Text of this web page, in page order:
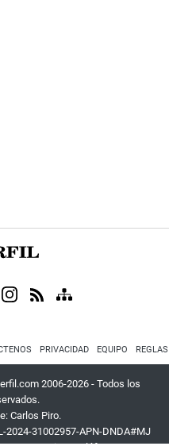
PRIVACIDAD EQUIPO
2006-2026 - Todos los
Carlos Piro.
2024-31002957-APN-DNDA#MJ